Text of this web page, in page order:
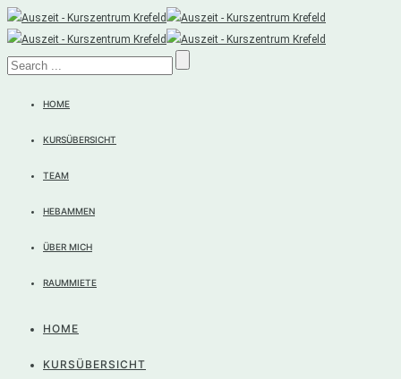
HOME
KURSÜBERSICHT
TEAM
HEBAMMEN
ÜBER MICH
RAUMMIETE
HOME
KURSÜBERSICHT